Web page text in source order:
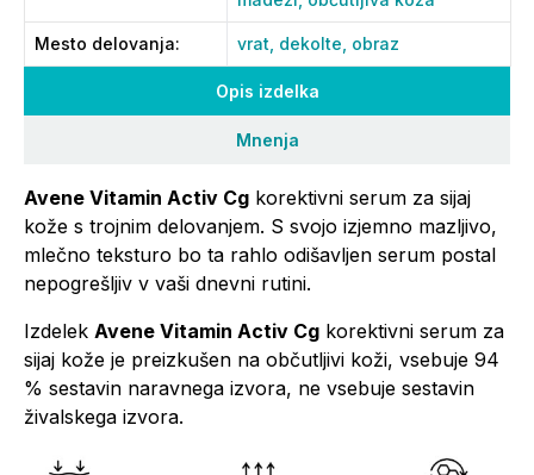
Opis izdelka
Mnenja
Avene Vitamin Activ Cg korektivni serum za sijaj
kože s trojnim delovanjem. S svojo izjemno mazljivo,
mlečno teksturo bo ta rahlo odišavljen serum postal
nepogrešljiv v vaši dnevni rutini.
Izdelek Avene Vitamin Activ Cg korektivni serum za
sijaj kože je preizkušen na občutljivi koži, vsebuje 94
% sestavin naravnega izvora, ne vsebuje sestavin
živalskega izvora.
Mesto delovanja: vrat, dekolte, obraz